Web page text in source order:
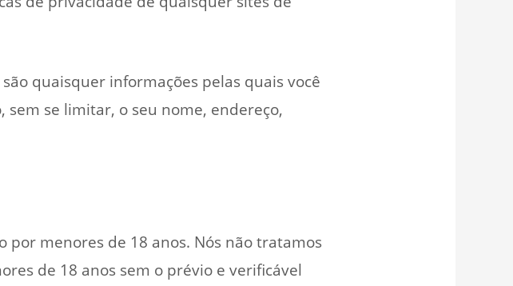
quaisquer informações pelas quais você
se limitar, o seu nome, endereço,
por menores de 18 anos. Nós não tratamos
de 18 anos sem o prévio e verificável